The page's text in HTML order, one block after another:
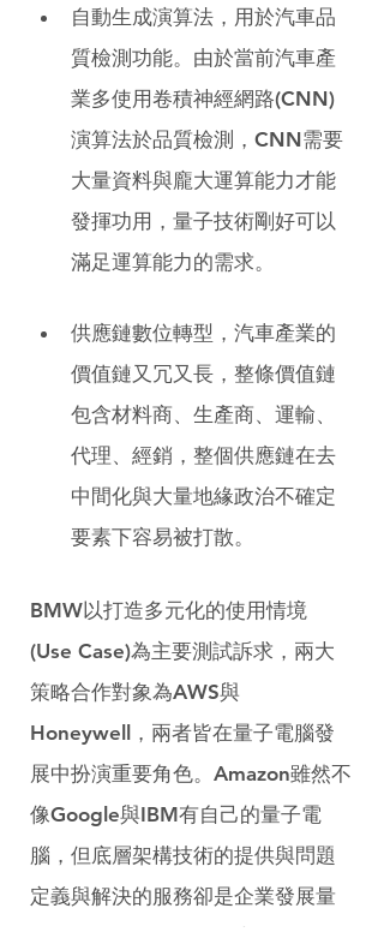
自動生成演算法，用於汽車品
質檢測功能。由於當前汽車產
業多使用卷積神經網路(CNN)
演算法於品質檢測，CNN需要
大量資料與龐大運算能力才能
發揮功用，量子技術剛好可以
滿足運算能力的需求。
供應鏈數位轉型，汽車產業的
價值鏈又冗又長，整條價值鏈
包含材料商、生產商、運輸、
代理、經銷，整個供應鏈在去
中間化與大量地緣政治不確定
要素下容易被打散。
BMW以打造多元化的使用情境
(Use Case)為主要測試訴求，兩大
策略合作對象為AWS與
Honeywell，兩者皆在量子電腦發
展中扮演重要角色。Amazon雖然不
像Google與IBM有自己的量子電
腦，但底層架構技術的提供與問題
定義與解決的服務卻是企業發展量